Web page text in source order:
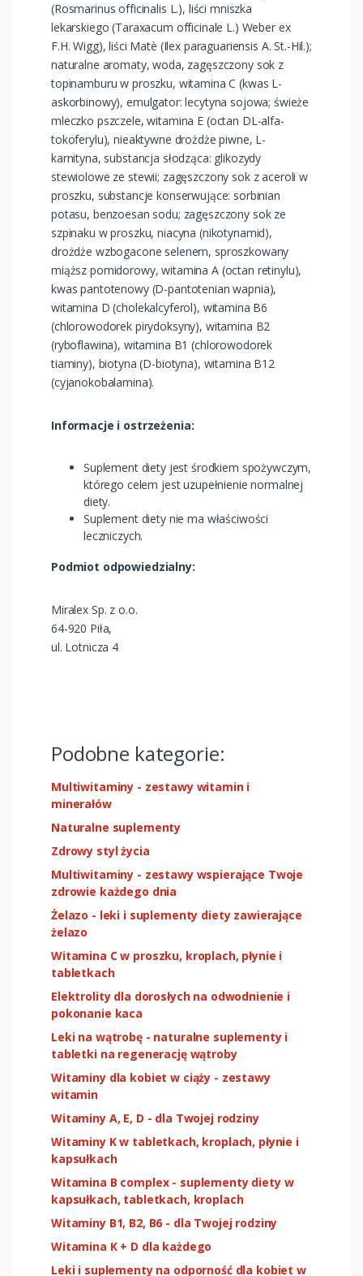
(Rosmarinus officinalis L.), liści mniszka
lekarskiego (Taraxacum officinale L.) Weber ex
F.H. Wigg), liści Matè (Ilex paraguariensis A. St.-Hil.);
naturalne aromaty, woda, zagęszczony sok z
topinamburu w proszku, witamina C (kwas L-
askorbinowy), emulgator: lecytyna sojowa; świeże
mleczko pszczele, witamina E (octan DL-alfa-
tokoferylu), nieaktywne drożdże piwne, L-
karnityna, substancja słodząca: glikozydy
stewiolowe ze stewii; zagęszczony sok z aceroli w
proszku, substancje konserwujące: sorbinian
potasu, benzoesan sodu; zagęszczony sok ze
szpinaku w proszku, niacyna (nikotynamid),
drożdże wzbogacone selenem, sproszkowany
miąższ pomidorowy, witamina A (octan retinylu),
kwas pantotenowy (D-pantotenian wapnia),
witamina D (cholekalcyferol), witamina B6
(chlorowodorek pirydoksyny), witamina B2
(ryboflawina), witamina B1 (chlorowodorek
tiaminy), biotyna (D-biotyna), witamina B12
(cyjanokobalamina).
Informacje i ostrzeżenia:
Suplement diety jest środkiem spożywczym,
którego celem jest uzupełnienie normalnej
diety.
Suplement diety nie ma właściwości
leczniczych.
Podmiot odpowiedzialny:
Miralex Sp. z o.o.
64-920 Piła,
ul. Lotnicza 4
Podobne kategorie:
Multiwitaminy - zestawy witamin i
minerałów
Naturalne suplementy
Zdrowy styl życia
Multiwitaminy - zestawy wspierające Twoje
zdrowie każdego dnia
Żelazo - leki i suplementy diety zawierające
żelazo
Witamina C w proszku, kroplach, płynie i
tabletkach
Elektrolity dla dorosłych na odwodnienie i
pokonanie kaca
Leki na wątrobę - naturalne suplementy i
tabletki na regenerację wątroby
Witaminy dla kobiet w ciąży - zestawy
witamin
Witaminy A, E, D - dla Twojej rodziny
Witaminy K w tabletkach, kroplach, płynie i
kapsułkach
Witamina B complex - suplementy diety w
kapsułkach, tabletkach, kroplach
Witaminy B1, B2, B6 - dla Twojej rodziny
Witamina K + D dla każdego
Leki i suplementy na odporność dla kobiet w